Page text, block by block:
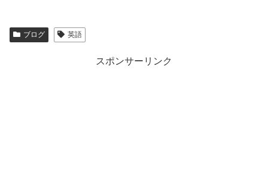
ブログ 英語
スポンサーリンク